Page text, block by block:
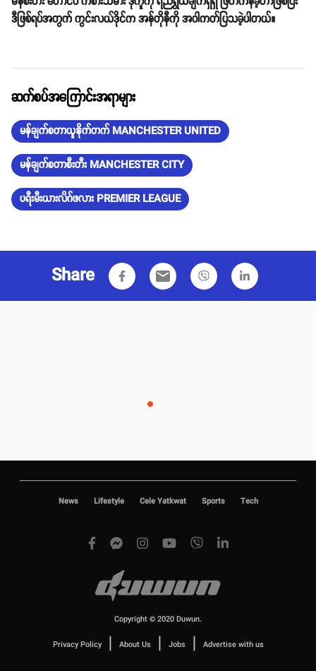
ဒီဖြစ်ရပ်အတွက် ကွင်းလယ်ဒိုင်က အန်တိုနီကို အဝါကတ်ပြသခဲ့ပါတယ်။
ဆက်စပ်အကြောင်းအရာများ
မန်ချက်စတာယူနိုက်တက် MANCHESTER UNITED
မန်ချက်စတာစီးတီး MANCHESTER CITY
ပရီးမီးယားလိဂ်ဖလား PREMIER LEAGUE
Share email
News Lifestyle Cele Yatkwat Sports Tech
Copyright © 2020 Duwun.
Privacy Policy | About Us | Jobs | Advertise with us